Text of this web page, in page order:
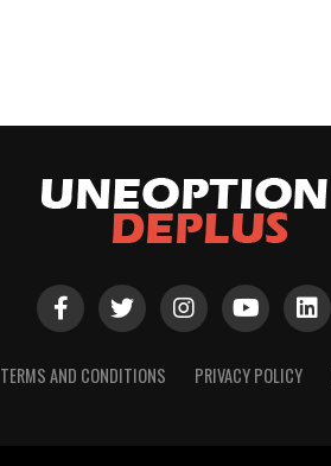
TERMS AND CONDITIONS PRIVACY POLICY